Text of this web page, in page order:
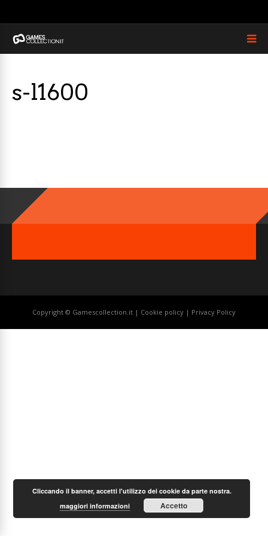
s-l1600
Copyright © Gamescollection.it | Cookie policy | Privacy Policy
Cliccando il banner, accetti l'utilizzo dei cookie da parte nostra.
maggiori informazioni
Accetto